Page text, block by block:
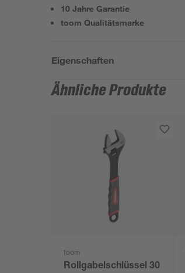
10 Jahre Garantie
toom Qualitätsmarke
Eigenschaften
Ähnliche Produkte
toom
Rollgabelschlüssel 30